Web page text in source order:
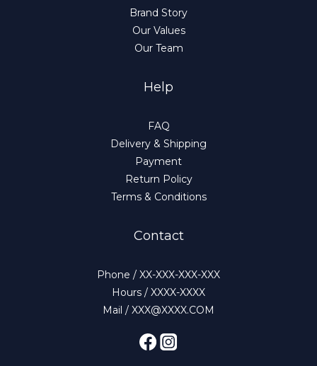
Brand Story
Our Values
Our Team
Help
FAQ
Delivery & Shipping
Payment
Return Policy
Terms & Conditions
Contact
Phone / XX-XXX-XXX-XXX
Hours / XXXX-XXXX
Mail / XXX@XXXX.COM